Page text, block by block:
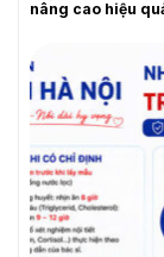
nâng cao hiệu